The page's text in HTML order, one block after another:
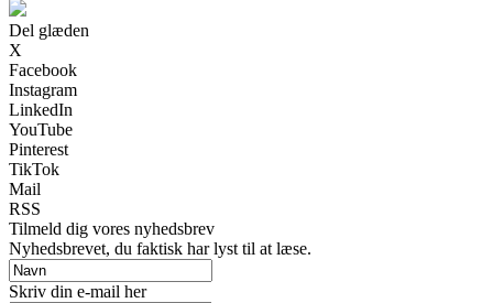
Del glæden
X
Facebook
Instagram
LinkedIn
YouTube
Pinterest
TikTok
Mail
RSS
Tilmeld dig vores nyhedsbrev
Nyhedsbrevet, du faktisk har lyst til at læse.
Skriv din e-mail her